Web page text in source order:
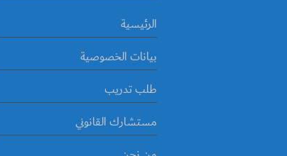
الرئيسية
بيانات الخصوصية
طلب تدريب
مستشارك القانوني